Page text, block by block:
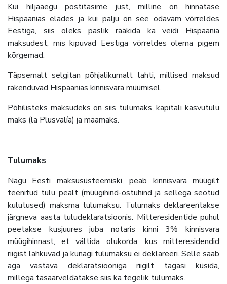
Kui hiljaaegu postitasime just, milline on hinnatase
Hispaanias elades ja kui palju on see odavam võrreldes
Eestiga, siis oleks paslik rääkida ka veidi Hispaania
maksudest, mis kipuvad Eestiga võrreldes olema pigem
kõrgemad.
Täpsemalt selgitan põhjalikumalt lahti, millised maksud
rakenduvad Hispaanias kinnisvara müümisel.
Põhilisteks maksudeks on siis tulumaks, kapitali kasvutulu
maks (la Plusvalía) ja maamaks.
Tulumaks
Nagu Eesti maksusüsteemiski, peab kinnisvara müügilt
teenitud tulu pealt (müügihind-ostuhind ja sellega seotud
kulutused) maksma tulumaksu. Tulumaks deklareeritakse
järgneva aasta tuludeklaratsioonis. Mitteresidentide puhul
peetakse kusjuures juba notaris kinni 3% kinnisvara
müügihinnast, et vältida olukorda, kus mitteresidendid
riigist lahkuvad ja kunagi tulumaksu ei deklareeri. Selle saab
aga vastava deklaratsiooniga riigilt tagasi küsida,
millega tasaarveldatakse siis ka tegelik tulumaks.